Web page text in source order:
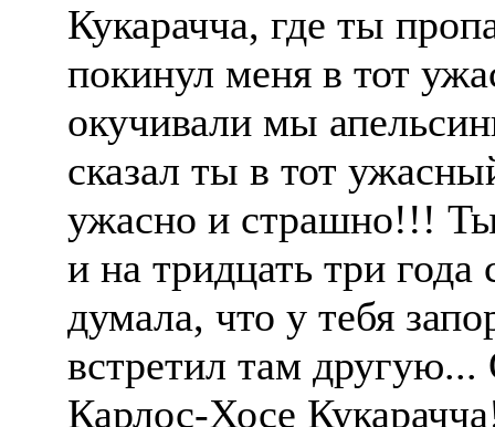
Кукарачча, где ты
покинул меня в тот
окучивали мы
сказал ты в тот
ужасно и страшно!!! Ты
и на тридцать три
думала, что у тебя
встретил там
Карлос-Хосе